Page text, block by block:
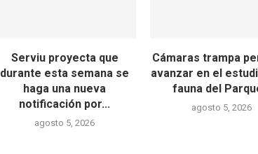
Serviu proyecta que
durante esta semana se
haga una nueva
notificación por...
agosto 5, 2026
Cámaras trampa
avanzar en el
fauna del
agosto 5, 2026